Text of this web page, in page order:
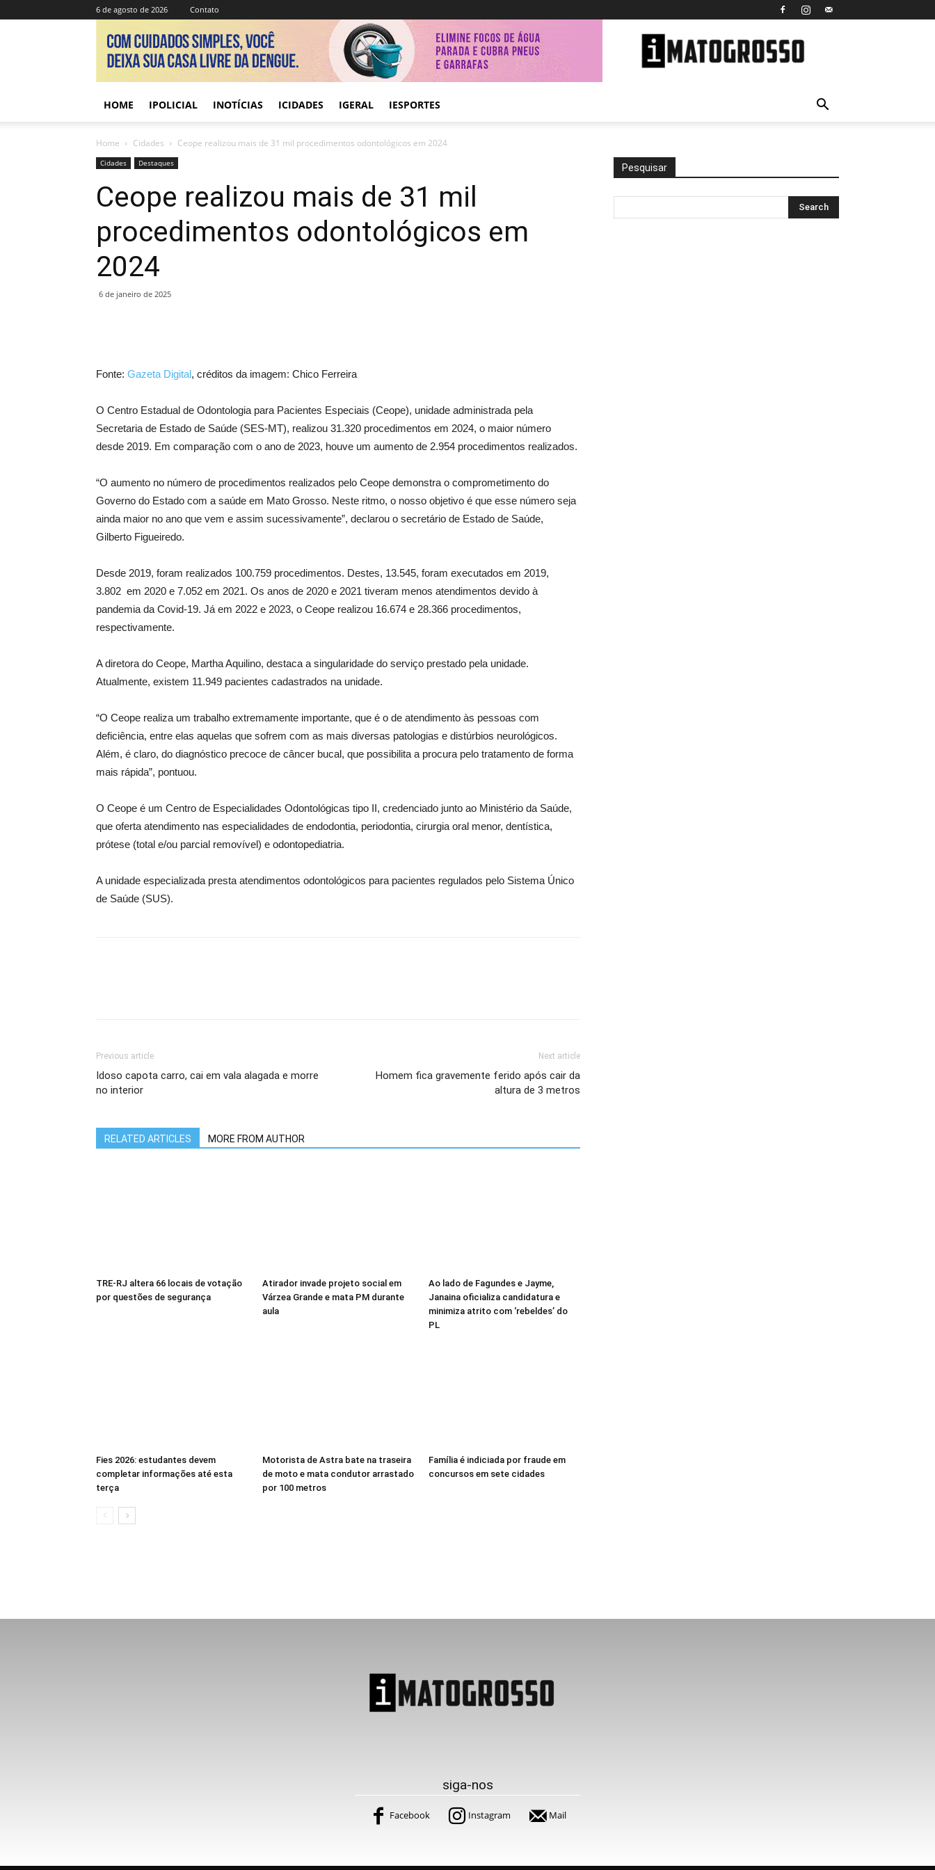
6 de agosto de 2026 Contato
Grosso
HOME IPOLICIAL INOTÍCIAS ICIDADES IGERAL IESPORTES
Home Cidades Ceope realizou mais de 31 mil procedimentos odontológicos em 2024
Cidades Destaques
Ceope realizou mais de 31 mil
procedimentos odontológicos em
2024
6 de janeiro de 2025
Fonte: Gazeta Digital, créditos da imagem: Chico Ferreira
O Centro Estadual de Odontologia para Pacientes Especiais (Ceope), unidade administrada pela
Secretaria de Estado de Saúde (SES-MT), realizou 31.320 procedimentos em 2024, o maior número
desde 2019. Em comparação com o ano de 2023, houve um aumento de 2.954 procedimentos realizados.
“O aumento no número de procedimentos realizados pelo Ceope demonstra o comprometimento do
Governo do Estado com a saúde em Mato Grosso. Neste ritmo, o nosso objetivo é que esse número seja
ainda maior no ano que vem e assim sucessivamente”, declarou o secretário de Estado de Saúde,
Gilberto Figueiredo.
Desde 2019, foram realizados 100.759 procedimentos. Destes, 13.545, foram executados em 2019,
3.802 em 2020 e 7.052 em 2021. Os anos de 2020 e 2021 tiveram menos atendimentos devido à
pandemia da Covid-19. Já em 2022 e 2023, o Ceope realizou 16.674 e 28.366 procedimentos,
respectivamente.
A diretora do Ceope, Martha Aquilino, destaca a singularidade do serviço prestado pela unidade.
Atualmente, existem 11.949 pacientes cadastrados na unidade.
“O Ceope realiza um trabalho extremamente importante, que é o de atendimento às pessoas com
deficiência, entre elas aquelas que sofrem com as mais diversas patologias e distúrbios neurológicos.
Além, é claro, do diagnóstico precoce de câncer bucal, que possibilita a procura pelo tratamento de forma
mais rápida”, pontuou.
O Ceope é um Centro de Especialidades Odontológicas tipo II, credenciado junto ao Ministério da Saúde,
que oferta atendimento nas especialidades de endodontia, periodontia, cirurgia oral menor, dentística,
prótese (total e/ou parcial removível) e odontopediatria.
A unidade especializada presta atendimentos odontológicos para pacientes regulados pelo Sistema Único
de Saúde (SUS).
Previous article
Idoso capota carro, cai em vala alagada e morre
no interior
Next article
Homem fica gravemente ferido após cair da
altura de 3 metros
RELATED ARTICLES MORE FROM AUTHOR
TRE-RJ altera 66 locais de votação
por questões de segurança
Atirador invade projeto social em
Várzea Grande e mata PM durante
aula
Ao lado de Fagundes e Jayme,
Janaina oficializa candidatura e
minimiza atrito com ‘rebeldes’ do
PL
Fies 2026: estudantes devem
completar informações até esta
terça
Motorista de Astra bate na traseira
de moto e mata condutor arrastado
por 100 metros
Família é indiciada por fraude em
concursos em sete cidades
Pesquisar
siga-nos
Facebook Instagram Mail